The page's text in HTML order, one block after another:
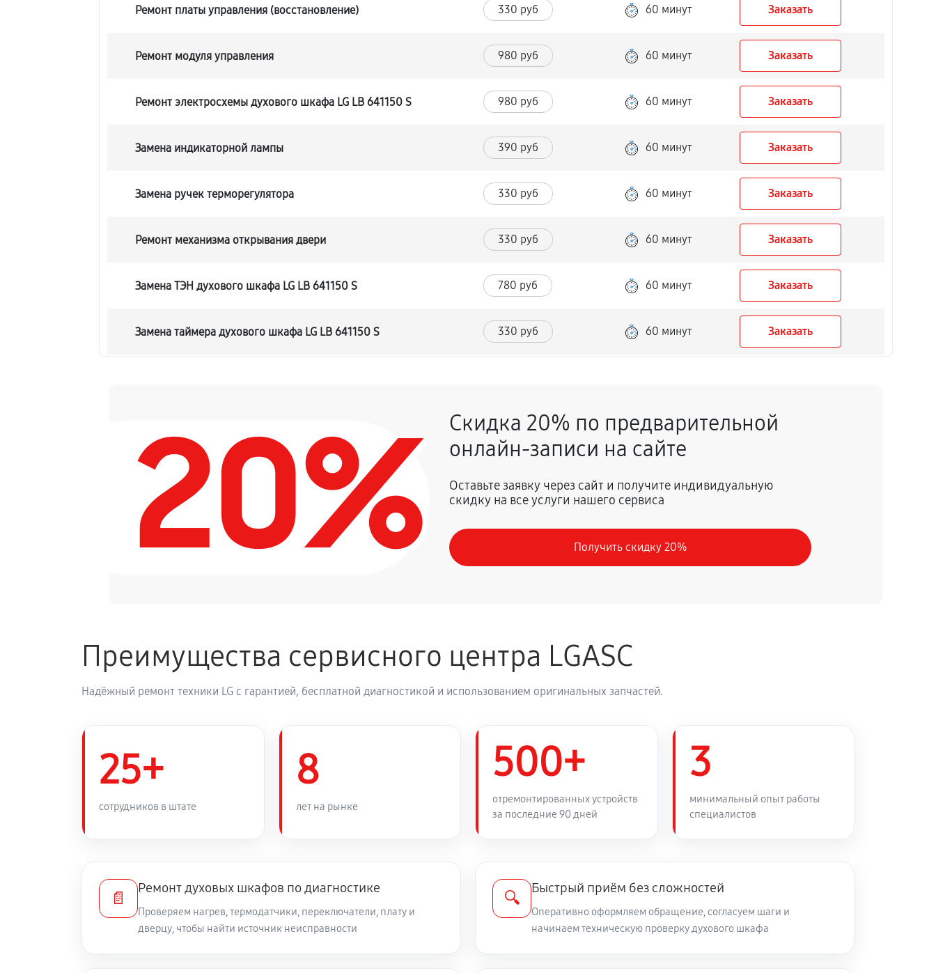
Ремонт платы управления (восстановление) 330 руб 60 минут Заказать
Ремонт модуля управления 980 руб 60 минут Заказать
Ремонт электросхемы духового шкафа LG LB 641150 S 980 руб 60 минут Заказать
Замена индикаторной лампы 390 руб 60 минут Заказать
Замена ручек терморегулятора 330 руб 60 минут Заказать
Ремонт механизма открывания двери 330 руб 60 минут Заказать
Замена ТЭН духового шкафа LG LB 641150 S 780 руб 60 минут Заказать
Замена таймера духового шкафа LG LB 641150 S 330 руб 60 минут Заказать
330 руб 60 минут Заказать
Замена термодатчика духового шкафа LG LB 641150 S
Замена панели управления
20%
Скидка 20% по предварительной
онлайн-записи на сайте
Оставьте заявку через сайт и получите индивидуальную
скидку на все услуги нашего сервиса
Получить скидку 20%
Преимущества сервисного центра LGASC
Надёжный ремонт техники LG с гарантией, бесплатной диагностикой и использованием оригинальных запчастей.
25+
сотрудников в штате
8
лет на рынке
500+
отремонтированных устройств
за последние 90 дней
3
минимальный опыт работы
специалистов
📄
Ремонт духовых шкафов по диагностике
Проверяем нагрев, термодатчики, переключатели, плату и
дверцу, чтобы найти источник неисправности
🔍
Быстрый приём без сложностей
Оперативно оформляем обращение, согласуем шаги и
начинаем техническую проверку духового шкафа